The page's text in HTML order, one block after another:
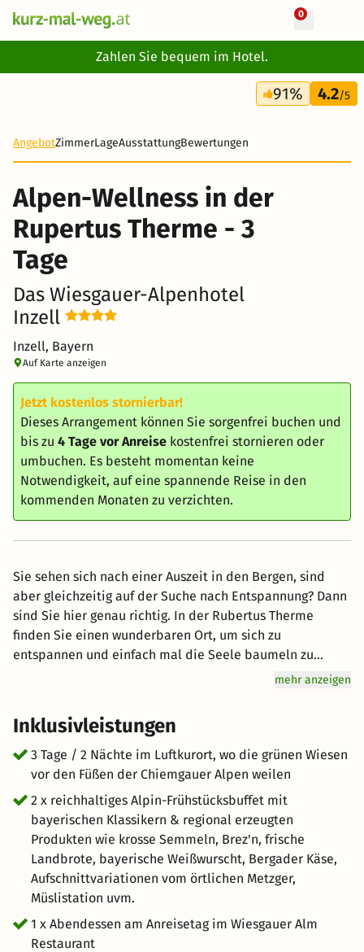
0
Zahlen Sie bequem im Hotel.
3 Tage
219 €
91% 4.2/5
AngebotZimmerLageAusstattungBewertungen
Alpen-Wellness in der
Rupertus Therme - 3
Tage
Das Wiesgauer-Alpenhotel
Inzell
Inzell, Bayern
Auf Karte anzeigen
Jetzt kostenlos stornierbar!
Dieses Arrangement können Sie sorgenfrei buchen und
bis zu 4 Tage vor Anreise kostenfrei stornieren oder
umbuchen. Es besteht momentan keine
Notwendigkeit, auf eine spannende Reise in den
kommenden Monaten zu verzichten.
Sie sehen sich nach einer Auszeit in den Bergen, sind
aber gleichzeitig auf der Suche nach Entspannung? Dann
sind Sie hier genau richtig. In der Rubertus Therme
finden Sie einen wunderbaren Ort, um sich zu
entspannen und einfach mal die Seele baumeln zu
lassen. Genießen Sie die wohltuende Wärme der Sauna
Berglandschaft zur Ruhe. Schönheits- und
Wellnessbehandlungen sorgen für zusätzliche Erholung
und Entspannung. In der Therme sind Groß und Klein
bestes aufgehoben. Ein schönen Thermentag, welcher zu
einem erholsamen Kurzurlaub beiträgt.
mehr anzeigen
Inklusivleistungen
3 Tage / 2 Nächte im Luftkurort, wo die grünen Wiesen
vor den Füßen der Chiemgauer Alpen weilen
2 x reichhaltiges Alpin-Frühstücksbuffet mit
bayerischen Klassikern & regional erzeugten
Produkten wie krosse Semmeln, Brez'n, frische
Landbrote, bayerische Weißwurscht, Bergader Käse,
Aufschnittvariationen vom örtlichen Metzger,
Müslistation uvm.
1 x Abendessen am Anreisetag im Wiesgauer Alm
Restaurant